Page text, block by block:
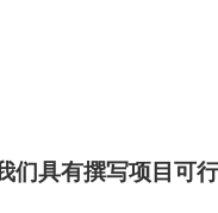
们具有撰写项目可